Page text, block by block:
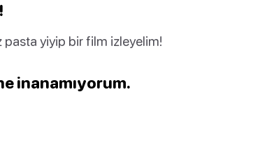
pasta yiyip bir film izleyelim!
inanamıyorum.